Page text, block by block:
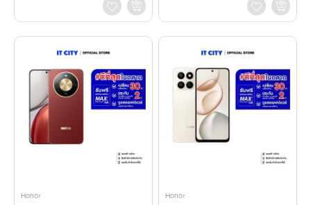
Honor Honor